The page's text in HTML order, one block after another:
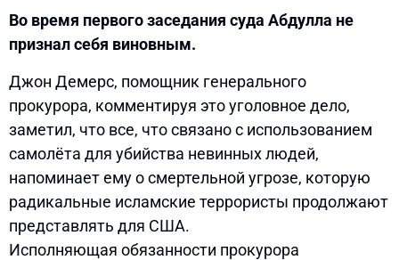
Во время первого заседания суда Абдулла не
признал себя виновным.
Джон Демерс, помощник генерального
прокурора, комментируя это уголовное дело,
заметил, что все, что связано с использованием
самолёта для убийства невинных людей,
напоминает ему о смертельной угрозе, которую
радикальные исламские террористы продолжают
представлять для США.
Исполняющая обязанности прокурора